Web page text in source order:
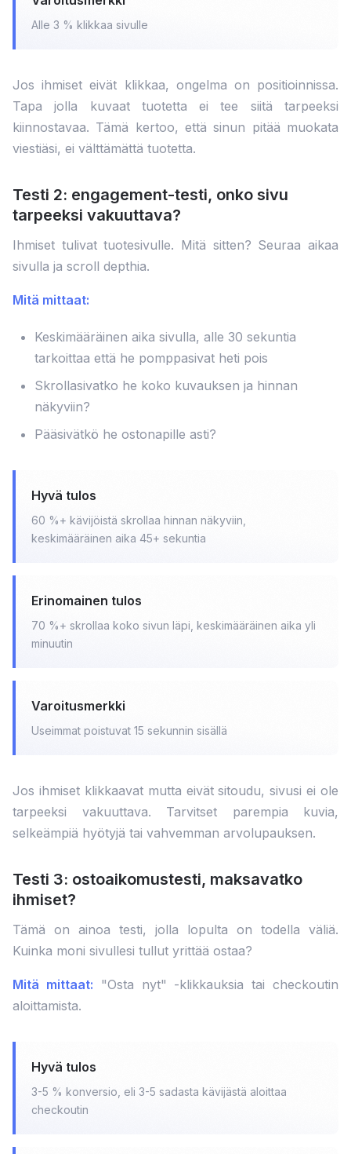
Alle 3 % klikkaa sivulle
Jos ihmiset eivät klikkaa, ongelma on positioinnissa.
Tapa jolla kuvaat tuotetta ei tee siitä tarpeeksi
kiinnostavaa. Tämä kertoo, että sinun pitää muokata
viestiäsi, ei välttämättä tuotetta.
Testi 2: engagement-testi, onko sivu
tarpeeksi vakuuttava?
Ihmiset tulivat tuotesivulle. Mitä sitten? Seuraa aikaa
sivulla ja scroll depthia.
Mitä mittaat:
Keskimääräinen aika sivulla, alle 30 sekuntia
tarkoittaa että he pomppasivat heti pois
Skrollasivatko he koko kuvauksen ja hinnan
näkyviin?
Pääsivätkö he ostonapille asti?
Hyvä tulos
60 %+ kävijöistä skrollaa hinnan näkyviin,
keskimääräinen aika 45+ sekuntia
Erinomainen tulos
70 %+ skrollaa koko sivun läpi, keskimääräinen aika yli
minuutin
Varoitusmerkki
Useimmat poistuvat 15 sekunnin sisällä
Jos ihmiset klikkaavat mutta eivät sitoudu, sivusi ei ole
tarpeeksi vakuuttava. Tarvitset parempia kuvia,
selkeämpiä hyötyjä tai vahvemman arvolupauksen.
Testi 3: ostoaikomustesti, maksavatko
ihmiset?
Tämä on ainoa testi, jolla lopulta on todella väliä.
Kuinka moni sivullesi tullut yrittää ostaa?
Mitä mittaat: "Osta nyt" -klikkauksia tai checkoutin
aloittamista.
Hyvä tulos
3-5 % konversio, eli 3-5 sadasta kävijästä aloittaa
checkoutin